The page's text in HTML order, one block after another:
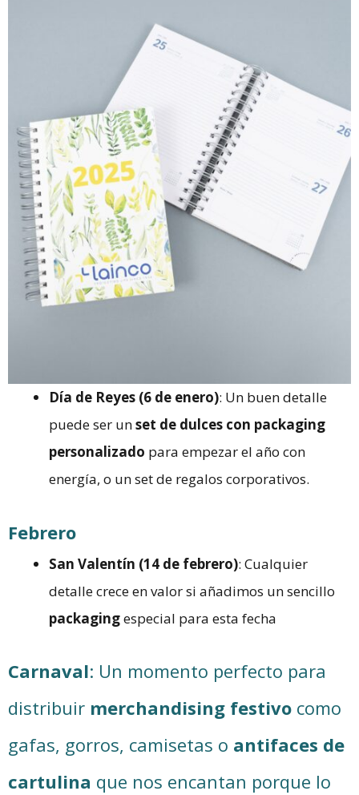
Día de Reyes (6 de enero): Un buen detalle
puede ser unset de dulces con packaging
personalizado para empezar el año con
energía, o unset de regalos corporativos.
Febrero
San Valentín (14 de febrero): Cualquier
detalle crece en valor si añadimos un sencillo
packagingespecial para esta fecha
Carnaval: Un momento perfecto para
distribuir merchandising festivo como
gafas, gorros, camisetas o antifaces de
cartulina que nos encantan porque lo